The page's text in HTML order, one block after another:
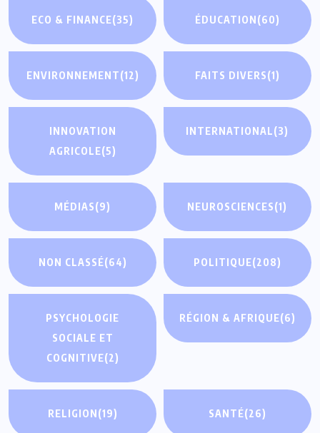
ECO & FINANCE(35) ÉDUCATION(60)
ENVIRONNEMENT(12) FAITS DIVERS(1)
INNOVATION
AGRICOLE(5)
INTERNATIONAL(3)
MÉDIAS(9) NEUROSCIENCES(1)
NON CLASSÉ(64) POLITIQUE(208)
PSYCHOLOGIE
SOCIALE ET
COGNITIVE(2)
RÉGION & AFRIQUE(6)
RELIGION(19) SANTÉ(26)